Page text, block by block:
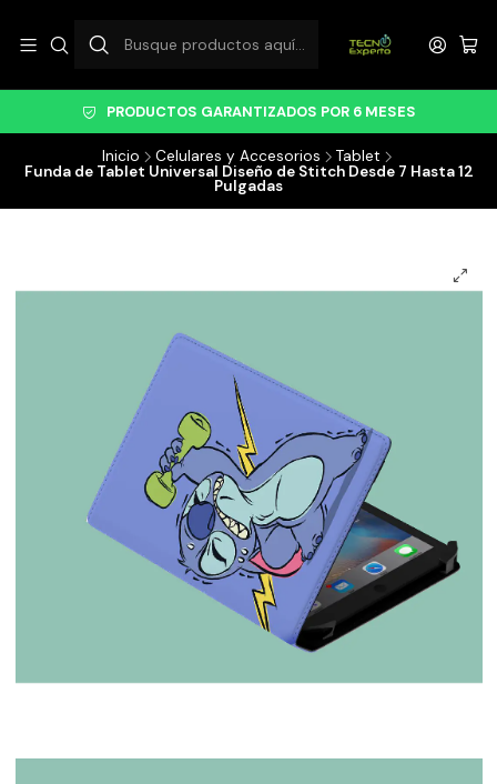
PRODUCTOS GARANTIZADOS POR 6 MESES
Inicio Celulares y Accesorios
Tablet
Funda de Tablet Universal Diseño de Stitch Desde 7 Hasta 12
Pulgadas